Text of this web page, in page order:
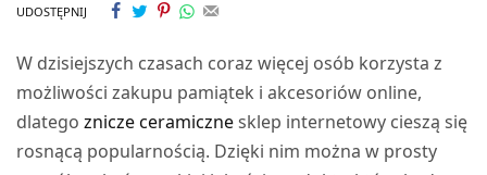
UDOSTĘPNIJ
W dzisiejszych czasach coraz więcej osób korzysta z
możliwości zakupu pamiątek i akcesoriów online,
dlategoznicze ceramicznesklep internetowy cieszą się
rosnącą popularnością. Dzięki nim można w prosty